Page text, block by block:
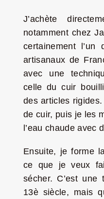
J’achète
notamment chez
certainement l’un
artisanaux de
avec une
celle du cuir
des articles
de cuir, puis je les
l’eau chaude avec
Ensuite, je forme
ce que je veux
sécher. C’est une
13è siècle, mais